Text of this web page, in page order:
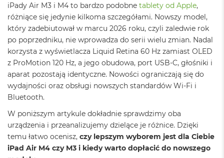
c
B
o
k
N
e
S
u
b
e
l
n
y
R
iPady Air M3 i M4 to bardzo podobne tablety od Apple,
różniące się jedynie kilkoma szczegółami. Nowszy model,
który zadebiutował w marcu 2026 roku, czyli zaledwie rok
po poprzedniku, nie wprowadza do serii wielu zmian. Nadal
korzysta z wyświetlacza Liquid Retina 60 Hz zamiast OLED
z ProMotion 120 Hz, a jego obudowa, port USB-C, głośniki i
aparat pozostają identyczne. Nowości ograniczają się do
wydajności oraz obsługi nowszych standardów Wi-Fi i
Bluetooth.
W poniższym artykule dokładnie sprawdzimy oba
urządzenia i przeanalizujemy dzielące je różnice. Dzięki
temu łatwo ocenisz, czy lepszym wyborem jest dla Ciebie
iPad Air M4 czy M3 i kiedy warto dopłacić do nowszego